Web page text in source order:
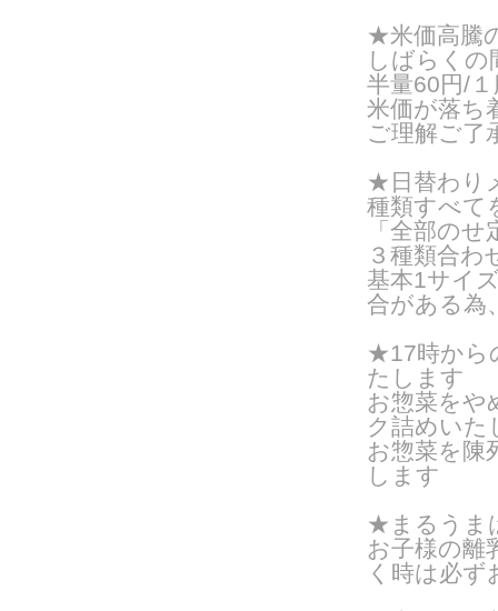
★米価高騰
しばらくの
半量60円/
米価が落ち
ご理解ご了
★日替わり
種類すべて
「全部の
３種類合わ
基本1サイ
合がある為
★17時から
たします
お惣菜をや
ク詰めいた
お惣菜を陳
します
★まるうま
お子様の離
く時は必ず